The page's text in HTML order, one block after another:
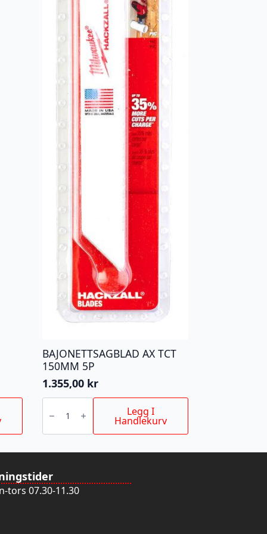
BAJONETTSAGBLAD AX TCT
150MM 5P
1.355,00 kr
BAJONETTSAGBLAD
TCT
5P
Legg I
Handlekurv
tors 07.30-11.30